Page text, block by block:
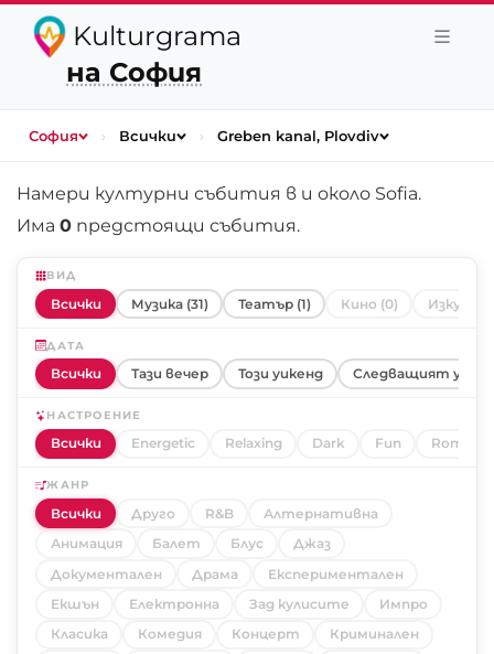
Kulturgrama
на София
София › Всички › Greben kanal, Plovdiv
Намери културни събития в и около Sofia.
Има 0 предстоящи събития.
ВИД
Всички Музика (31) Театър (1) Кино (0)
ДАТА
Всички Тази вечер Този уикенд Следващият
НАСТРОЕНИЕ
Всички Energetic Relaxing Dark Fun
ЖАНР
Всички Друго R&B
Алтернативна
Анимация
Балет Блус
Джаз
Документален
Драма
Експериментален
Екшън
Електронна Зад кулисите
Импро
Класика
Комедия Концерт
Криминален